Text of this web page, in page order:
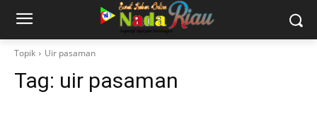
Topik Uir pasaman
Tag: uir pasaman